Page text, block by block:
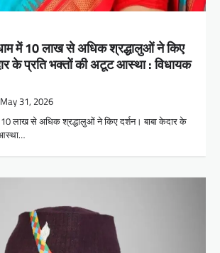
में 10 लाख से अधिक श्रद्धालुओं ने किए
के प्रति भक्तों की अटूट आस्था : विधायक
May 31, 2026
लाख से अधिक श्रद्धालुओं ने किए दर्शन। बाबा केदार के